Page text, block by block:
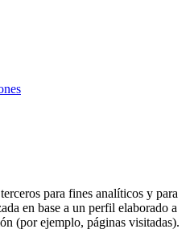
para fines analíticos y para
en base a un perfil elaborado a
(por ejemplo, páginas visitadas).